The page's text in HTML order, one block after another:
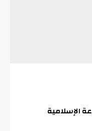
الإسلامية